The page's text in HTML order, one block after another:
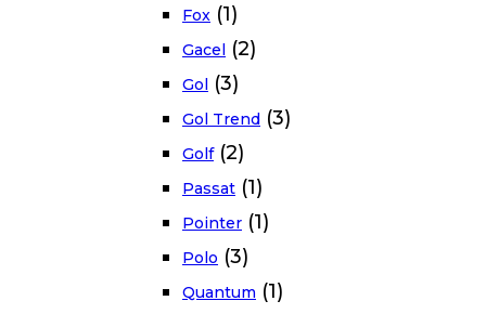
Fox (1)
Gacel (2)
Gol (3)
Gol Trend (3)
Golf (2)
Passat (1)
Pointer (1)
Polo (3)
Quantum (1)